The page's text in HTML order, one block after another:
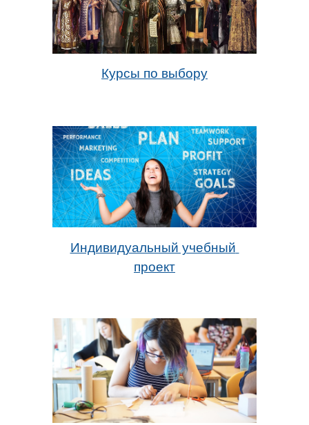
Курсы по выбору
Индивидуальный учебный
проект